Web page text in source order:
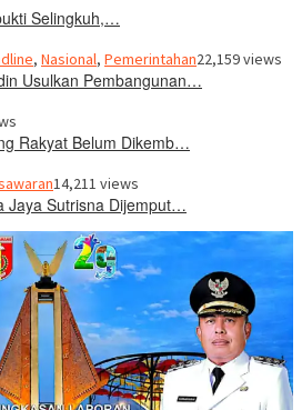
Selingkuh,…
, Nasional, Pemerintahan22,159 views
Usulkan Pembangunan…
Rakyat Belum Dikemb…
14,211 views
Jaya Sutrisna Dijemput…